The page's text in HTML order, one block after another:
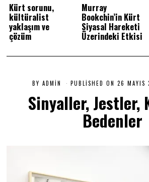
Kürt sorunu,
kültüralist
yaklaşım ve
çözüm
Murray
Bookchin’in Kürt
Siyasal Hareketi
Üzerindeki Etkisi
BYADMIN PUBLISHED ON 26 MAYIS
Sinyaller, Jestler,
Bedenler